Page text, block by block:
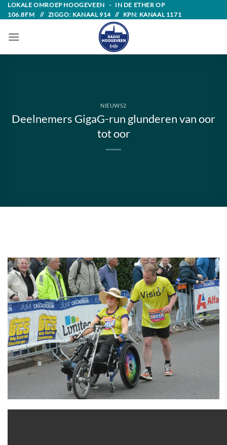
Skip
to
content
LOKALE OMROEP HOOGEVEEN - IN DE ETHER OP
106.8FM // ZIGGO: KANAAL 914 // KPN: KANAAL 1171
NIEUWS2
Deelnemers GigaG-run glunderen van oor
tot oor